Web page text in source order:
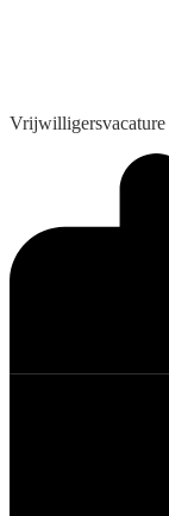
Vrijwilligersvacature